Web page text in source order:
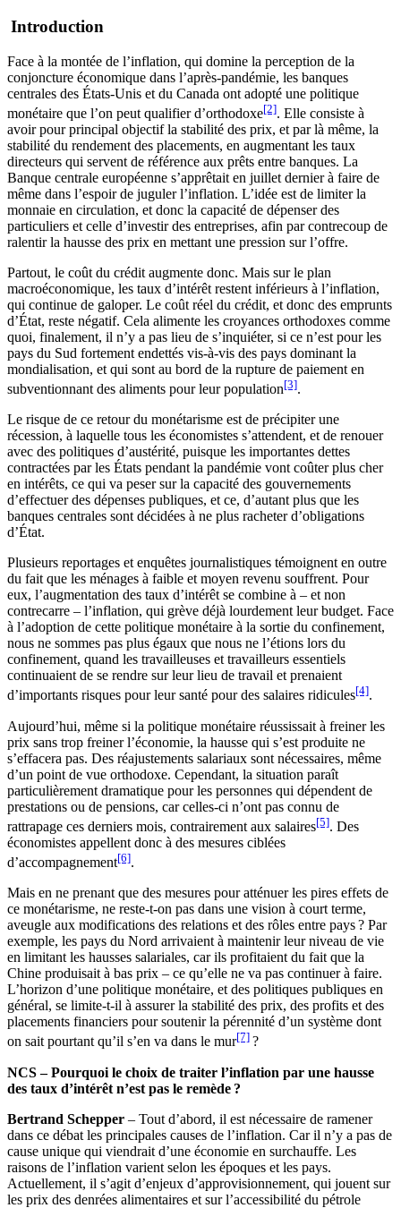
Introduction
Face à la montée de l’inflation, qui domine la perception de la
conjoncture économique dans l’après-pandémie, les banques
centrales des États-Unis et du Canada ont adopté une politique
monétaire que l’on peut qualifier d’orthodoxe[2]. Elle consiste à
avoir pour principal objectif la stabilité des prix, et par là même, la
stabilité du rendement des placements, en augmentant les taux
directeurs qui servent de référence aux prêts entre banques. La
Banque centrale européenne s’apprêtait en juillet dernier à faire de
même dans l’espoir de juguler l’inflation. L’idée est de limiter la
monnaie en circulation, et donc la capacité de dépenser des
particuliers et celle d’investir des entreprises, afin par contrecoup de
ralentir la hausse des prix en mettant une pression sur l’offre.
Partout, le coût du crédit augmente donc. Mais sur le plan
macroéconomique, les taux d’intérêt restent inférieurs à l’inflation,
qui continue de galoper. Le coût réel du crédit, et donc des emprunts
d’État, reste négatif. Cela alimente les croyances orthodoxes comme
quoi, finalement, il n’y a pas lieu de s’inquiéter, si ce n’est pour les
pays du Sud fortement endettés vis-à-vis des pays dominant la
mondialisation, et qui sont au bord de la rupture de paiement en
subventionnant des aliments pour leur population[3].
Le risque de ce retour du monétarisme est de précipiter une
récession, à laquelle tous les économistes s’attendent, et de renouer
avec des politiques d’austérité, puisque les importantes dettes
contractées par les États pendant la pandémie vont coûter plus cher
en intérêts, ce qui va peser sur la capacité des gouvernements
d’effectuer des dépenses publiques, et ce, d’autant plus que les
banques centrales sont décidées à ne plus racheter d’obligations
d’État.
Plusieurs reportages et enquêtes journalistiques témoignent en outre
du fait que les ménages à faible et moyen revenu souffrent. Pour
eux, l’augmentation des taux d’intérêt se combine à – et non
contrecarre – l’inflation, qui grève déjà lourdement leur budget. Face
à l’adoption de cette politique monétaire à la sortie du confinement,
nous ne sommes pas plus égaux que nous ne l’étions lors du
confinement, quand les travailleuses et travailleurs essentiels
continuaient de se rendre sur leur lieu de travail et prenaient
d’importants risques pour leur santé pour des salaires ridicules[4].
Aujourd’hui, même si la politique monétaire réussissait à freiner les
prix sans trop freiner l’économie, la hausse qui s’est produite ne
s’effacera pas. Des réajustements salariaux sont nécessaires, même
d’un point de vue orthodoxe. Cependant, la situation paraît
particulièrement dramatique pour les personnes qui dépendent de
prestations ou de pensions, car celles-ci n’ont pas connu de
rattrapage ces derniers mois, contrairement aux salaires[5]. Des
économistes appellent donc à des mesures ciblées
d’accompagnement[6].
Mais en ne prenant que des mesures pour atténuer les pires effets de
ce monétarisme, ne reste-t-on pas dans une vision à court terme,
aveugle aux modifications des relations et des rôles entre pays ? Par
exemple, les pays du Nord arrivaient à maintenir leur niveau de vie
en limitant les hausses salariales, car ils profitaient du fait que la
Chine produisait à bas prix – ce qu’elle ne va pas continuer à faire.
L’horizon d’une politique monétaire, et des politiques publiques en
général, se limite-t-il à assurer la stabilité des prix, des profits et des
placements financiers pour soutenir la pérennité d’un système dont
on sait pourtant qu’il s’en va dans le mur[7] ?
NCS – Pourquoi le choix de traiter l’inflation par une hausse
des taux d’intérêt n’est pas le remède ?
Bertrand Schepper – Tout d’abord, il est nécessaire de ramener
dans ce débat les principales causes de l’inflation. Car il n’y a pas de
cause unique qui viendrait d’une économie en surchauffe. Les
raisons de l’inflation varient selon les époques et les pays.
Actuellement, il s’agit d’enjeux d’approvisionnement, qui jouent sur
les prix des denrées alimentaires et sur l’accessibilité du pétrole